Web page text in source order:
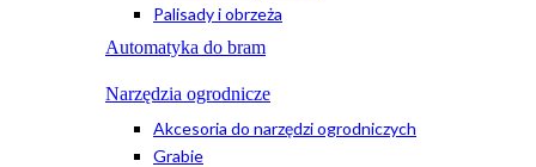
Palisady i obrzeża
Automatyka do bram
Narzędzia ogrodnicze
Akcesoria do narzędzi ogrodniczych
Grabie